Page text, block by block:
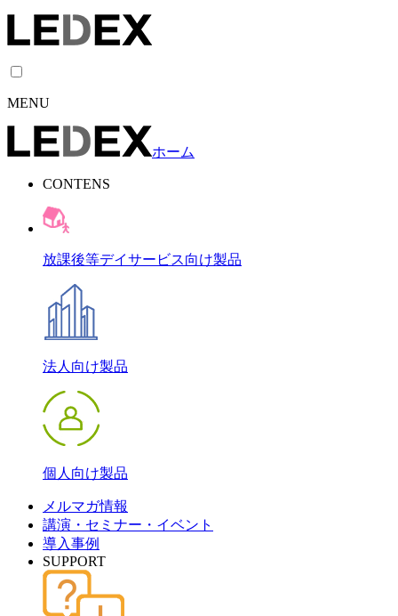
MENU
ホーム
CONTENS
放課後等デイサービス向け製品
法人向け製品
個人向け製品
メルマガ情報
講演・セミナー・イベント
導入事例
SUPPORT